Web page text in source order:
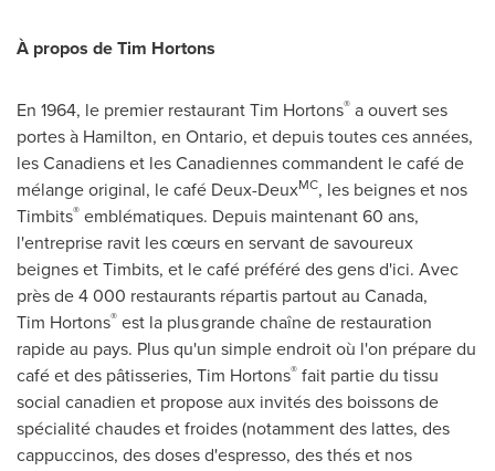
À propos de Tim Hortons
En 1964, le premier restaurant Tim Hortons® a ouvert ses
portes à Hamilton, en Ontario, et depuis toutes ces années,
les Canadiens et les Canadiennes commandent le café de
mélange original, le café Deux-DeuxMC, les beignes et nos
Timbits® emblématiques. Depuis maintenant 60 ans,
l'entreprise ravit les cœurs en servant de savoureux
beignes et Timbits, et le café préféré des gens d'ici. Avec
près de 4 000 restaurants répartis partout au Canada,
Tim Hortons® est la plus grande chaîne de restauration
rapide au pays. Plus qu'un simple endroit où l'on prépare du
café et des pâtisseries, Tim Hortons® fait partie du tissu
social canadien et propose aux invités des boissons de
spécialité chaudes et froides (notamment des lattes, des
cappuccinos, des doses d'espresso, des thés et nos